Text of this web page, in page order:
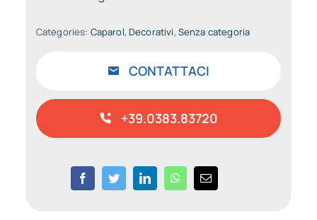
Categories: Caparol, Decorativi, Senza categoria
CONTATTACI
+39.0383.83720